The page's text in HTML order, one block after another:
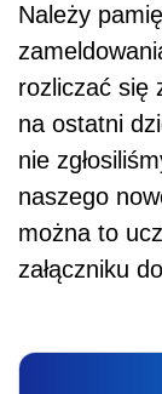
Należy
rozliczać się
na ostatni
nie
naszego
można to
załączniku